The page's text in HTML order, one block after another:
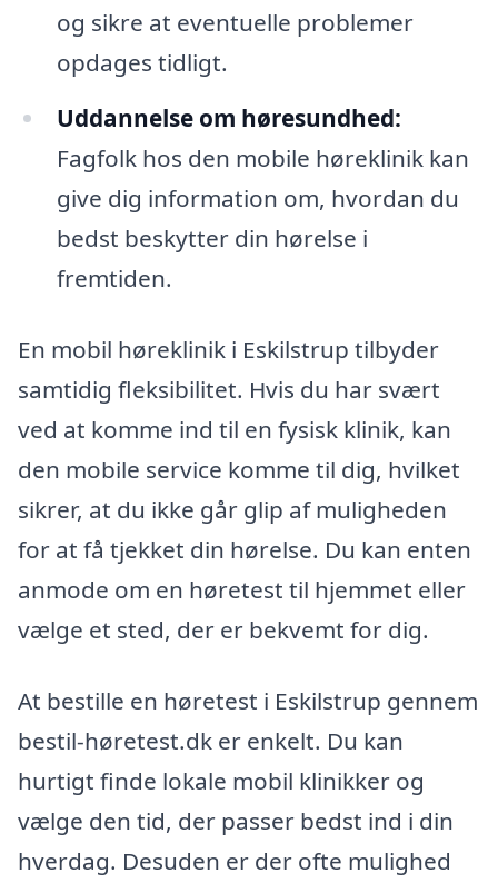
og sikre at eventuelle problemer
opdages tidligt.
Uddannelse om høresundhed:
Fagfolk hos den mobile høreklinik kan
give dig information om, hvordan du
bedst beskytter din hørelse i
fremtiden.
En mobil høreklinik i Eskilstrup tilbyder
samtidig fleksibilitet. Hvis du har svært
ved at komme ind til en fysisk klinik, kan
den mobile service komme til dig, hvilket
sikrer, at du ikke går glip af muligheden
for at få tjekket din hørelse. Du kan enten
anmode om en høretest til hjemmet eller
vælge et sted, der er bekvemt for dig.
At bestille en høretest i Eskilstrup gennem
bestil-høretest.dk er enkelt. Du kan
hurtigt finde lokale mobil klinikker og
vælge den tid, der passer bedst ind i din
hverdag. Desuden er der ofte mulighed